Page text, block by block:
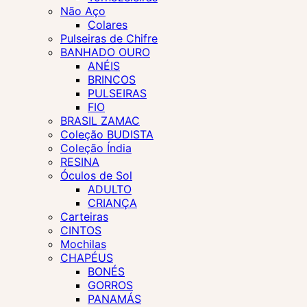
Não Aço
Colares
Pulseiras de Chifre
BANHADO OURO
ANÉIS
BRINCOS
PULSEIRAS
FIO
BRASIL ZAMAC
Coleção BUDISTA
Coleção Índia
RESINA
Óculos de Sol
ADULTO
CRIANÇA
Carteiras
CINTOS
Mochilas
CHAPÉUS
BONÉS
GORROS
PANAMÁS